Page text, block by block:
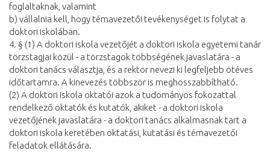
foglaltaknak, valamint
b) vállalnia kell, hogy témavezetői tevékenységet is folytat a
doktori iskolában.
4. § (1) A doktori iskola vezetőjét a doktori iskola egyetemi tanár
törzstagjai közül - a törzstagok többségének javaslatára - a
doktori tanács választja, és a rektor nevezi ki legfeljebb ötéves
időtartamra. A kinevezés többször is meghosszabbítható.
(2) A doktori iskola oktatói azok a tudományos fokozattal
rendelkező oktatók és kutatók, akiket - a doktori iskola
vezetőjének javaslatára - a doktori tanács alkalmasnak tart a
doktori iskola keretében oktatási, kutatási és témavezetői
feladatok ellátására.